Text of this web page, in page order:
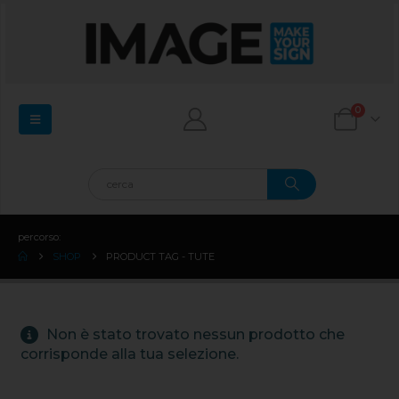
0
percorso:
SHOP
PRODUCT TAG - TUTE
Non è stato trovato nessun prodotto che
corrisponde alla tua selezione.